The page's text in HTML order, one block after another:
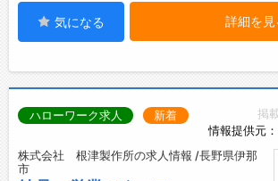
気になる 詳細を見
掲
情報提供元
ハローワーク求人 新着
株式会社 根津製作所の求人情報 /長野県伊那
市